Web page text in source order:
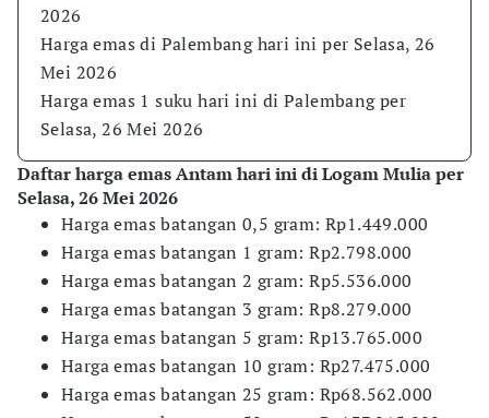
2026
Harga emas di Palembang hari ini per Selasa, 26
Mei 2026
Harga emas 1 suku hari ini di Palembang per
Selasa, 26 Mei 2026
Daftar harga emas Antam hari ini di Logam Mulia per
Selasa, 26 Mei 2026
Harga emas batangan 0,5 gram: Rp1.449.000
​Harga emas batangan 1 gram: Rp2.798.000
​Harga emas batangan 2 gram: Rp5.536.000
​Harga emas batangan 3 gram: Rp8.279.000
​Harga emas batangan 5 gram: Rp13.765.000
​Harga emas batangan 10 gram: Rp27.475.000
​Harga emas batangan 25 gram: Rp68.562.000